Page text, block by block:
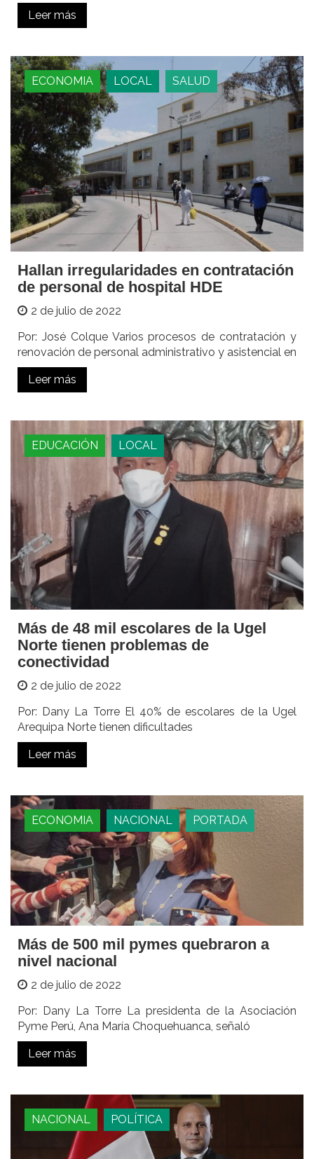
Leer más
ECONOMIA LOCAL SALUD
Hallan irregularidades en contratación
de personal de hospital HDE
2 de julio de 2022
Por: José Colque Varios procesos de contratación y
renovación de personal administrativo y asistencial en
Leer más
EDUCACIÓN LOCAL
Más de 48 mil escolares de la Ugel
Norte tienen problemas de
conectividad
2 de julio de 2022
Por: Dany La Torre El 40% de escolares de la Ugel
Arequipa Norte tienen dificultades
Leer más
ECONOMIA NACIONAL PORTADA
Más de 500 mil pymes quebraron a
nivel nacional
2 de julio de 2022
Por: Dany La Torre La presidenta de la Asociación
Pyme Perú, Ana María Choquehuanca, señaló
Leer más
NACIONAL POLÍTICA